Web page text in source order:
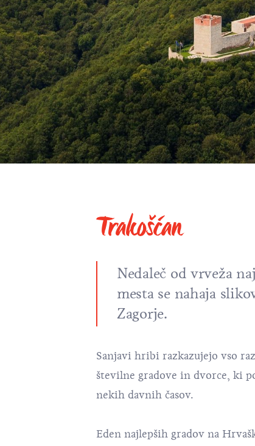
Trakošćan
Nedaleč od vrveža
mesta se nahaja
Zagorje.
Sanjavi hribi razkazujejo vso
številne gradove in dvorce, ki
nekih davnih časov.
Eden najlepših gradov na